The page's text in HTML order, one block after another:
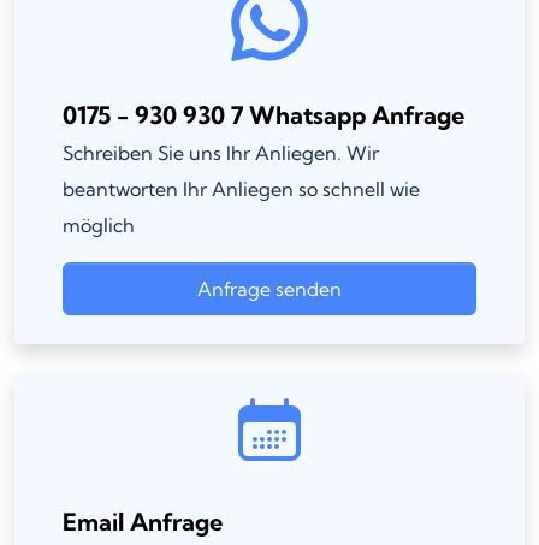
0175 - 930 930 7 Whatsapp Anfrage
Schreiben Sie uns Ihr Anliegen. Wir
beantworten Ihr Anliegen so schnell wie
möglich
Anfrage senden
Email Anfrage